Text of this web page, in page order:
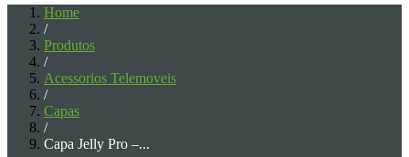
Home
/
Produtos
/
Acessorios Telemoveis
/
Capas
/
Capa Jelly Pro –...